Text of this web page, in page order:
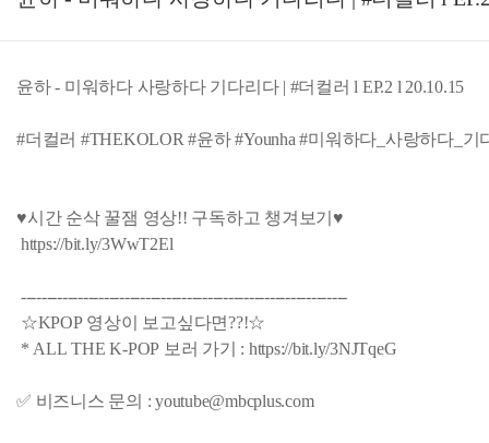
윤하 - 미워하다 사랑하다 기다리다 | #더컬러 l EP.2 l 20.10.15
#더컬러 #THEKOLOR #윤하 #Younha #미워하다_사랑하다_기
♥시간 순삭 꿀잼 영상!! 구독하고 챙겨보기♥
https://bit.ly/3WwT2El
---------------------------------------------------------------
☆KPOP 영상이 보고싶다면??!☆
* ALL THE K-POP 보러 가기 : https://bit.ly/3NJTqeG
✅ 비즈니스 문의 : youtube@mbcplus.com